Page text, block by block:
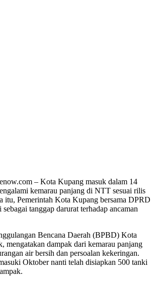
– Kota Kupang masuk dalam 14
kemarau panjang di NTT sesuai rilis
itu, Pemerintah Kota Kupang bersama DPRD
tanggap darurat terhadap ancaman
Bencana Daerah (BPBD) Kota
mengatakan dampak dari kemarau panjang
air bersih dan persoalan kekeringan.
Oktober nanti telah disiapkan 500 tanki